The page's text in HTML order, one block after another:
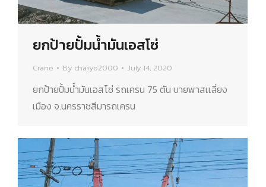
ยกป้ายปั้มน้ำมันเอสโซ่
Crane By chaiyo2000 July 14, 2020
ยกป้ายปั้มน้ำมันเอสโซ่ รถเครน 75 ตัน บายพาสเเลี่ยง
เมือง จ.นครราชสีมารถเครน